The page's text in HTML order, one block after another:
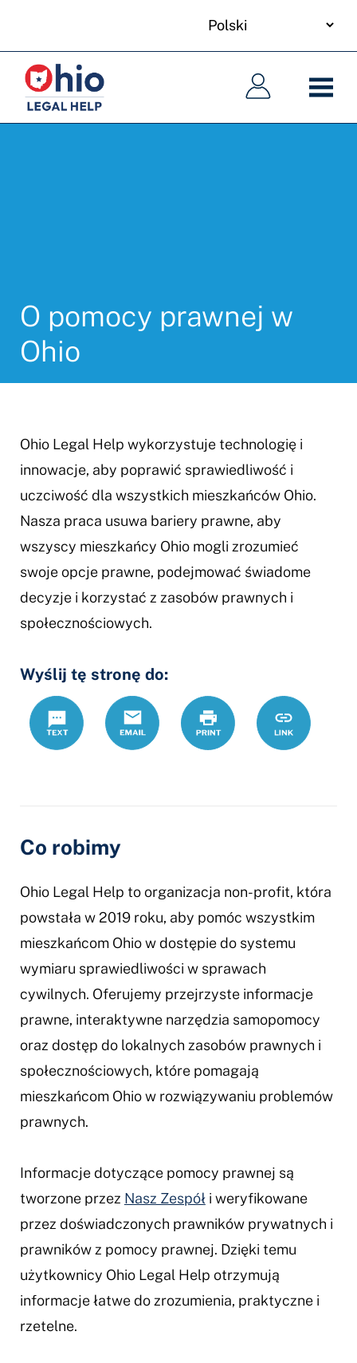
main
content
Główna
nawigacja
Główna
nawigacja
O pomocy prawnej w
Ohio
Ohio Legal Help wykorzystuje technologię i
innowacje, aby poprawić sprawiedliwość i
uczciwość dla wszystkich mieszkańców Ohio.
Nasza praca usuwa bariery prawne, aby
wszyscy mieszkańcy Ohio mogli zrozumieć
swoje opcje prawne, podejmować świadome
decyzje i korzystać z zasobów prawnych i
społecznościowych.
Wyślij tę stronę do:
Text
Email Drukuj
https://
pomocy-
Link
Co robimy
Ohio Legal Help to organizacja non-profit, która
powstała w 2019 roku, aby pomóc wszystkim
mieszkańcom Ohio w dostępie do systemu
wymiaru sprawiedliwości w sprawach
cywilnych. Oferujemy przejrzyste informacje
prawne, interaktywne narzędzia samopomocy
oraz dostęp do lokalnych zasobów prawnych i
społecznościowych, które pomagają
mieszkańcom Ohio w rozwiązywaniu problemów
prawnych.
Informacje dotyczące pomocy prawnej są
tworzone przez Nasz Zespółi weryfikowane
przez doświadczonych prawników prywatnych i
prawników z pomocy prawnej. Dzięki temu
użytkownicy Ohio Legal Help otrzymują
informacje łatwe do zrozumienia, praktyczne i
rzetelne.